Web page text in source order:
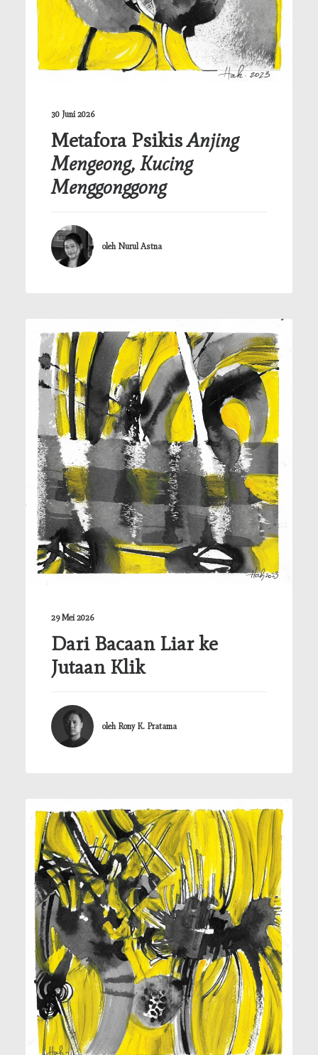
30 Juni 2026
Metafora PsikisAnjing
Mengeong, Kucing
Menggonggong
oleh Nurul Astna
29 Mei 2026
Dari Bacaan Liar ke
Jutaan Klik
oleh Rony K. Pratama